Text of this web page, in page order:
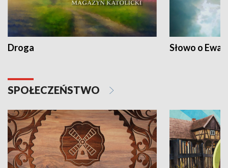
Droga Słowo o
SPOŁECZEŃSTWO